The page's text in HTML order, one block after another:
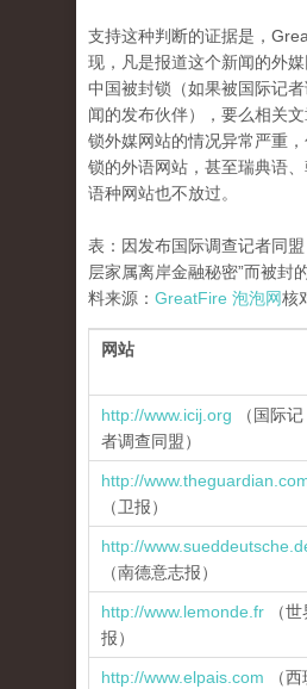
支持这种判断的证据是，
现，凡是报道这个新闻的外
中国被封锁（如果被国际记
闻的发布伙伴），要么相关
锁外媒网站的情况异常严重
锁的外语网站，甚至瑞典语
语种网站也不放过。
表：因发布国际调查记者同
层家属离岸金融秘密”而被封
料来源： GreatFire 泡泡网核
网站
http://www.icij.org （国际记
者调查同盟）
http://
（卫报）
http://
（南德意志报）
http://www.lemonde.fr （世
报）
http://www.elpais.com （西